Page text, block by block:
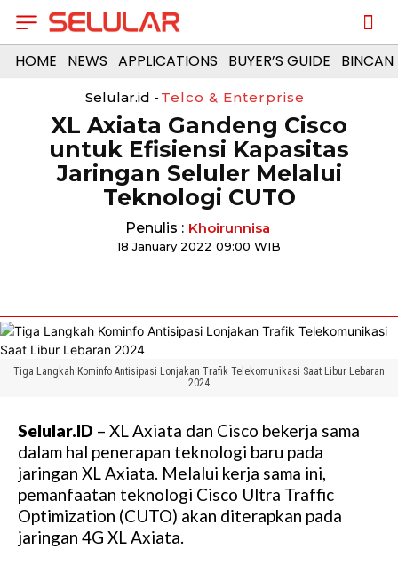
HOME NEWS APPLICATIONS BUYER’S GUIDE
Selular.id - Telco & Enterprise
XL Axiata Gandeng Cisco
untuk Efisiensi Kapasitas
Jaringan Seluler Melalui
Teknologi CUTO
Penulis : Khoirunnisa
18 January 2022 09:00 WIB
Tiga Langkah Kominfo Antisipasi Lonjakan Trafik Telekomunikasi Saat Libur Lebaran
2024
Selular.ID – XL Axiata dan Cisco bekerja sama
dalam hal penerapan teknologi baru pada
jaringan XL Axiata. Melalui kerja sama ini,
pemanfaatan teknologi Cisco Ultra Traffic
Optimization (CUTO) akan diterapkan pada
jaringan 4G XL Axiata.